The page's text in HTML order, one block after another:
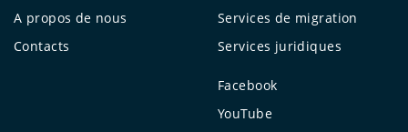
A propos de nous
Contacts
Services de migration
Services juridiques
Facebook
YouTube